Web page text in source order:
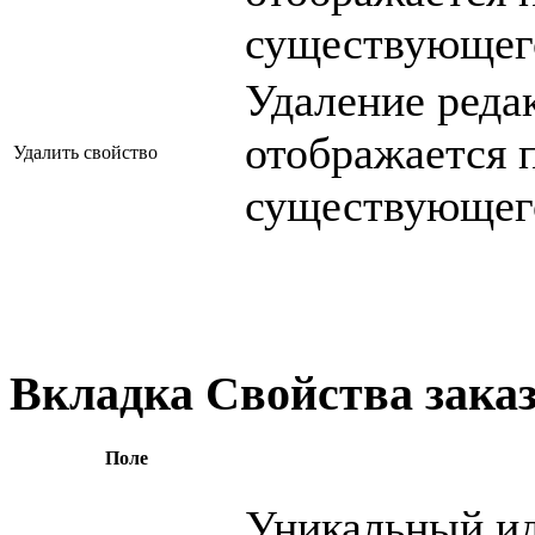
Удалить свойство
Удаление
отображается
Вкладка Свойства
Поле